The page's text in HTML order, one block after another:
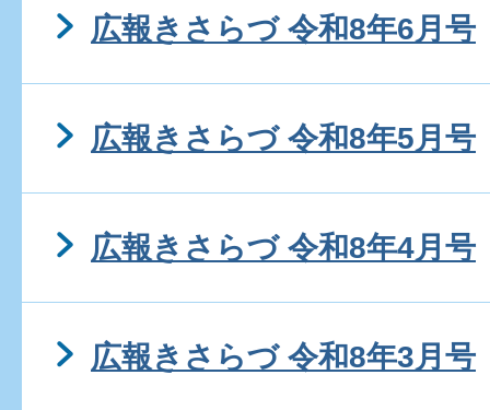
広報きさらづ 令和8年6月号
広報きさらづ 令和8年5月号
広報きさらづ 令和8年4月号
広報きさらづ 令和8年3月号